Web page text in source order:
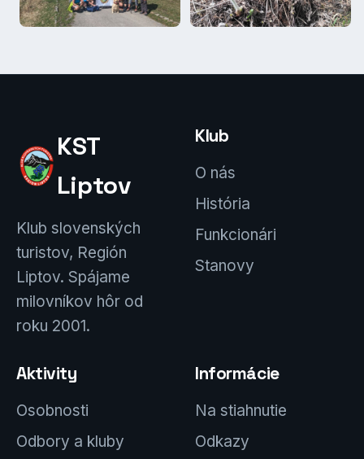
KST
Liptov
Klub slovenských
turistov, Región
Liptov. Spájame
milovníkov hôr od
roku 2001.
Klub
O nás
História
Funkcionári
Stanovy
Aktivity
Osobnosti
Odbory a kluby
Informácie
Na stiahnutie
Odkazy